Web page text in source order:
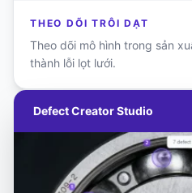
THEO DÕI TRÔI DẠT
Theo dõi mô hình trong sản
thành lỗi lọt lưới.
Defect Creator Studio